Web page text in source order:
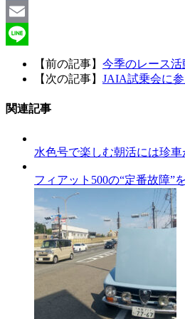
Facebook
Email
【前の記事】 今季のレース
【次の記事】 JAIA試乗会に参
関連記事
水色号で楽しむ朝活には珍
フィアット500の“定番故障”